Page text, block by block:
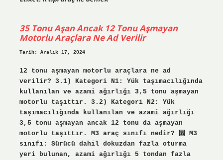
35 Tonu Aşan Ancak 12 Tonu Aşmayan
Motorlu Araçlara Ne Ad Verilir
Tarih: Aralık 17, 2024
12 tonu aşmayan motorlu araçlara ne ad
verilir? 3.1) Kategori N1: Yük taşımacılığında
kullanılan ve azami ağırlığı 3,5 tonu aşmayan
motorlu taşıttır. 3.2) Kategori N2: Yük
taşımacılığında kullanılan ve azami ağırlığı
3,5 tonu aşmayan ancak 12 tonu da aşmayan
motorlu taşıttır. M3 araç sınıfı nedir? 園 M3
sınıfı: Sürücü dahil dokuzdan fazla oturma
yeri bulunan, azami ağırlığı 5 tondan fazla